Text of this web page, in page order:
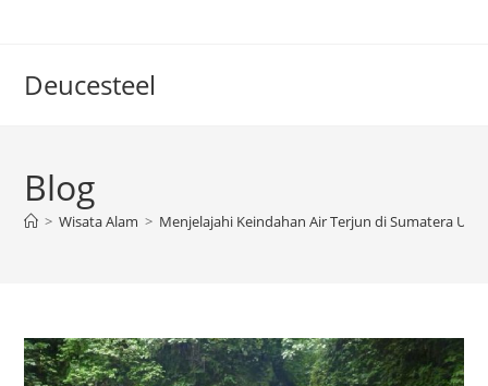
Deucesteel
Blog
> Wisata Alam > Menjelajahi Keindahan Air Terjun di Sumatera